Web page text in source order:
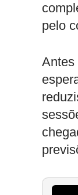
pelo
Antes